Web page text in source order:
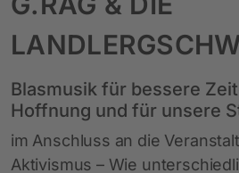
Blasmusik für bessere
Hoffnung und für unsere
im Anschluss an die
Aktivismus – Wie